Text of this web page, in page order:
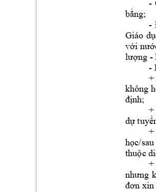
-
bằng;
-
Giáo d
với nướ
lượng -
-
+
không
định;
+
dự tuy
+
học/sau
thuộc di
nhưng
đơn